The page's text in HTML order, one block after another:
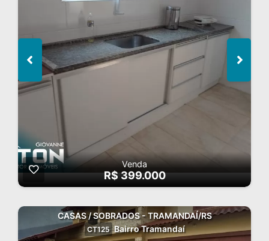
Venda
R$ 399.000
CASAS / SOBRADOS - TRAMANDAÍ/RS
CT125 Bairro Tramandaí